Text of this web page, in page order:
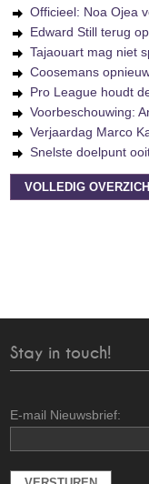
Officieel: Noa Ojea
Edward Still terug
Tajaouart mag niet
Coosemans
Pro League houdt
Voorbeschouwing:
Verjaardag Marco
Snelste doelpunt
VOLLEDIG
Stay in touch!
E-mail Nieuwsbrief: